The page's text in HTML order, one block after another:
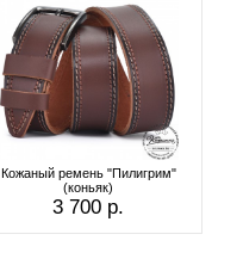
Кожаный ремень "Пилигрим"
(коньяк)
3 700 р.